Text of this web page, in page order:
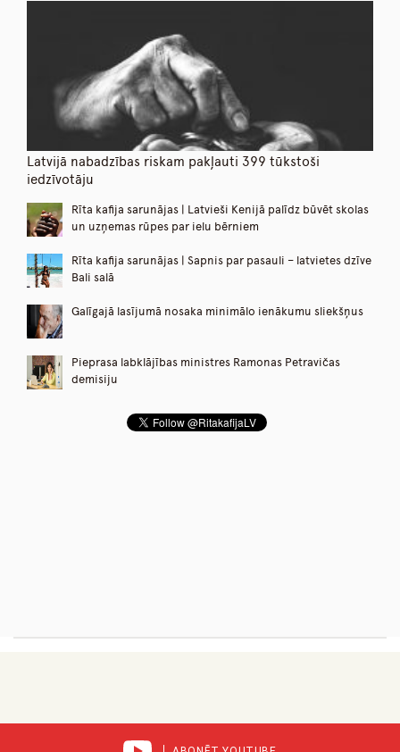
Latvijā nabadzības riskam pakļauti 399 tūkstoši
iedzīvotāju
Rīta kafija sarunājas | Latvieši Kenijā palīdz būvēt skolas
un uzņemas rūpes par ielu bērniem
Rīta kafija sarunājas | Sapnis par pasauli – latvietes dzīve
Bali salā
Galīgajā lasījumā nosaka minimālo ienākumu sliekšņus
Pieprasa labklājības ministres Ramonas Petravičas
demisiju